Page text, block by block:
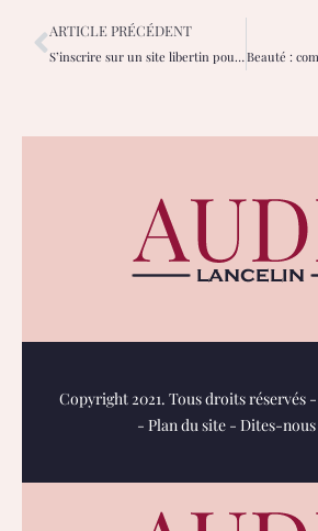
ARTICLE PRÉCÉDENT
S’inscrire sur un site libertin pour vivre de nouvelles expériences
Copyright 2021. Tous droits réservés -
- Plan du site- Dites-